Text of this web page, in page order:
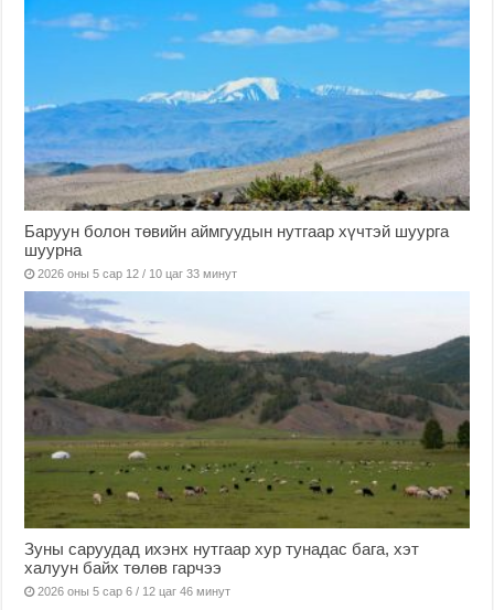
Баруун болон төвийн аймгуудын нутгаар хүчтэй шуурга
шуурна
2026 оны 5 сар 12 / 10 цаг 33 минут
Зуны саруудад ихэнх нутгаар хур тунадас бага, хэт
халуун байх төлөв гарчээ
2026 оны 5 сар 6 / 12 цаг 46 минут